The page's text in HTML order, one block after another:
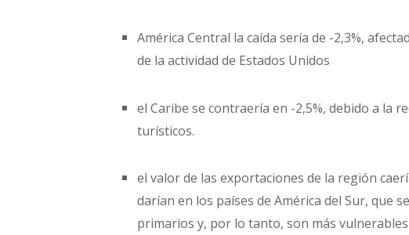
América Central la caída sería de -2,3%,
de la actividad de Estados Unidos
el Caribe se contraería en -2,5%, debido a la
turísticos.
el valor de las exportaciones de la región
darían en los países de América del Sur, que
primarios y, por lo tanto, son más